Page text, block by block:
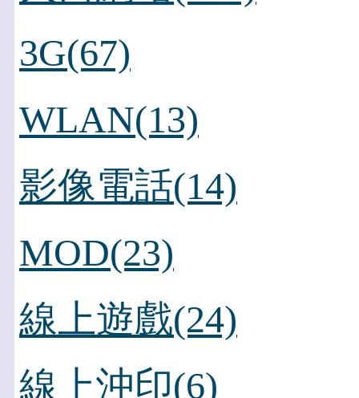
3G(67)
WLAN(13)
影像電話(14)
MOD(23)
線上遊戲(24)
線上沖印(6)